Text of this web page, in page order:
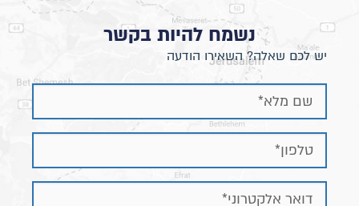
נשמח להיות בקשר
יש לכם שאלה? השאירו הודעה